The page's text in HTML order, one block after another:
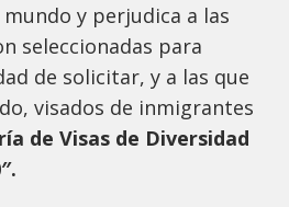
y perjudica a las
seleccionadas para
de solicitar, y a las que
visados de inmigrantes
de Visas de Diversidad